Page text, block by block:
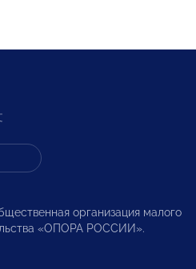
организация малого
«ОПОРА РОССИИ».